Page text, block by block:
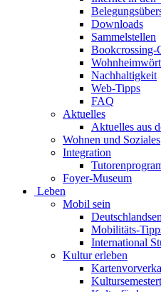
Downloads
Sammelstellen
Bookcrossing-
Nachhaltigkeit
Web-Tipps
FAQ
Aktuelles
Aktuelles aus
Wohnen und Soziales
Integration
Foyer-Museum
Leben
Mobil sein
Mobilitäts-
International
Kultur erleben